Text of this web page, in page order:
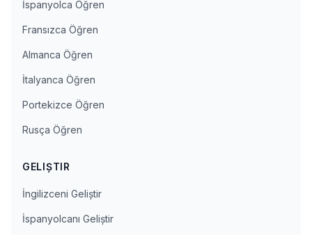
İspanyolca Öğren
Fransızca Öğren
Almanca Öğren
İtalyanca Öğren
Portekizce Öğren
Rusça Öğren
GELIŞTIR
İngilizceni Geliştir
İspanyolcanı Geliştir